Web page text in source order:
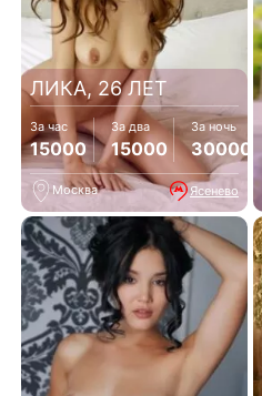
ЛИКА, 26 ЛЕТ
За час
15000
За два
15000
За ночь
30000
Москва Ясенево